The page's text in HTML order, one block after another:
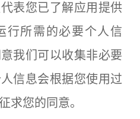
您已了解应用提供
行所需的必要个人信
我们可以收集非必要
信息会根据您使用过
求您的同意。